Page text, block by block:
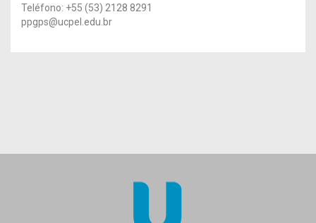
Teléfono: +55 (53) 2128 8291
ppgps@ucpel.edu.br